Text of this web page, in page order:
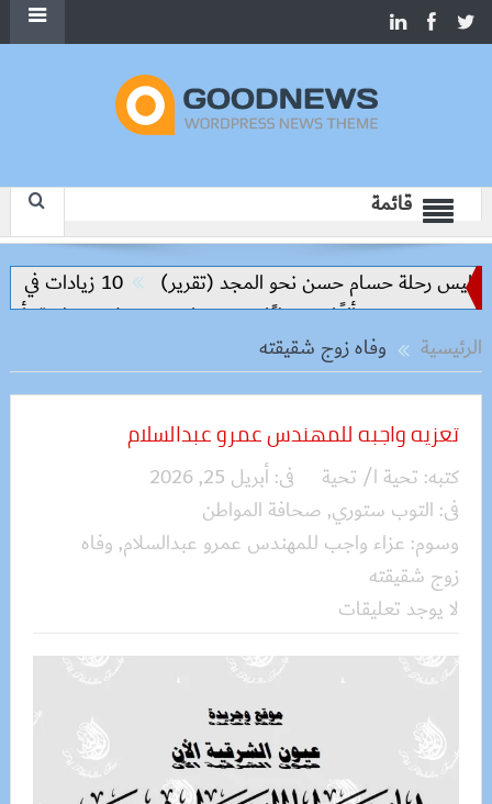
قائمة
رحلة حسام حسن نحو المجد (تقرير)
10 زيادات في 10 سنوات.. هل حان الوقت لرفع دعم البنزين نهائيا؟
و500 كيلو
حملات بيطرية
الرئيسية
وفاه زوج شقيقته
تعزيه واجبه للمهندس عمرو عبدالسلام
كتبه: تحية ا/ تحية فى:أبريل 25, 2026
فى: التوب ستوري, صحافة المواطن
وسوم: عزاء واجب للمهندس عمرو عبدالسلام, وفاه
زوج شقيقته
لا يوجد تعليقات